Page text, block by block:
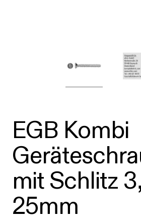
EGB Kombi
mit Schlitz
25mm